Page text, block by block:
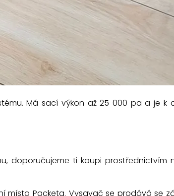
Má sací výkon až 25 000 pa a je k
doporučujeme ti koupi prostřednictvím
Packeta. Vysavač se prodává se